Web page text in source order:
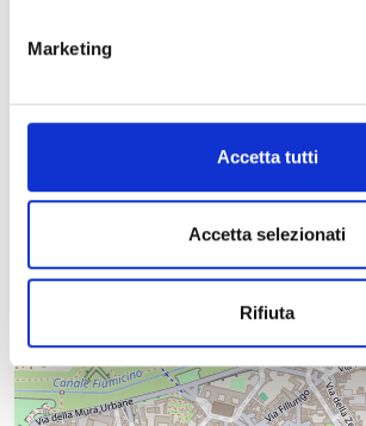
Marketing
Accetta tutti
Accetta selezionati
Rifiuta
Fondazione:
+